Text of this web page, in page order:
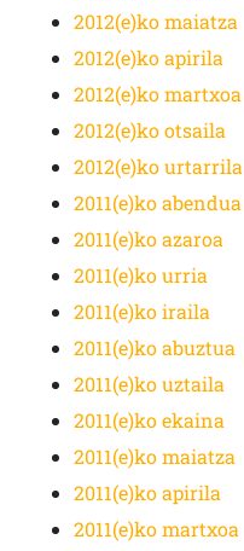
2012(e)ko maiatza
2012(e)ko apirila
2012(e)ko martxoa
2012(e)ko otsaila
2012(e)ko urtarrila
2011(e)ko abendua
2011(e)ko azaroa
2011(e)ko urria
2011(e)ko iraila
2011(e)ko abuztua
2011(e)ko uztaila
2011(e)ko ekaina
2011(e)ko maiatza
2011(e)ko apirila
2011(e)ko martxoa